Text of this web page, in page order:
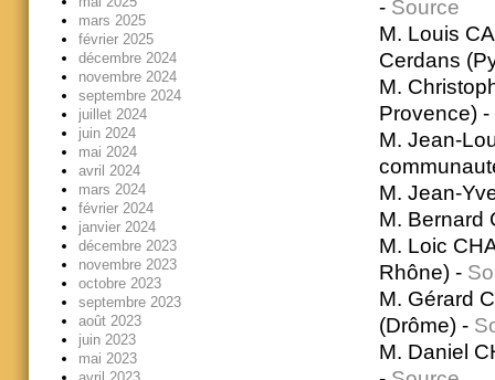
- Source
M. Louis
Cerdans
M.
Provence) -
M. Jean-
M. Jean-
M. Bernard
M. Loic
Rhône) -
M. Gérard
(Drôme) -
M. Daniel
mars 2025
février 2025
décembre 2024
novembre 2024
septembre 2024
juillet 2024
juin 2024
mai 2024
avril 2024
mars 2024
février 2024
janvier 2024
décembre 2023
novembre 2023
octobre 2023
septembre 2023
août 2023
juin 2023
mai 2023